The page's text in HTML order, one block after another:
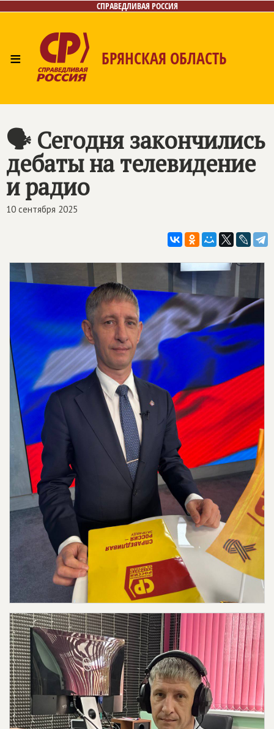
СПРАВЕДЛИВАЯ РОССИЯ
≡ БРЯНСКАЯ ОБЛАСТЬ
🗣 Сегодня закончились
дебаты на телевидение
и радио
10 сентября 2025